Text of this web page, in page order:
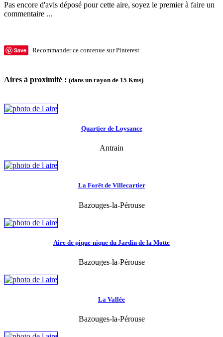
Pas encore d'avis déposé pour cette aire, soyez le premier à faire un
commentaire ...
Save Recommander ce contenue sur Pinterest
Aires à proximité : (dans un rayon de 15 Kms)
Quartier de Loysance
Antrain
La Forêt de Villecartier
Bazouges-la-Pérouse
Aire de pique-nique du Jardin de la Motte
Bazouges-la-Pérouse
La Vallée
Bazouges-la-Pérouse